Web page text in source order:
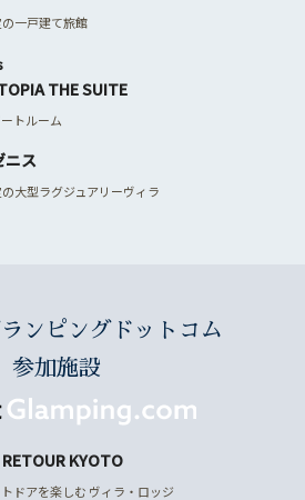
一戸建て旅館
THE SUITE
トルーム
ニス
大型ラグジュアリーヴィラ
ンピングドットコム
参加施設
RETOUR KYOTO
ドアを楽しむ ヴィラ・ロッジ